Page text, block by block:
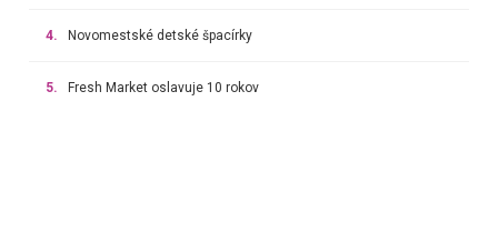
4. Novomestské detské špacírky
5. Fresh Market oslavuje 10 rokov